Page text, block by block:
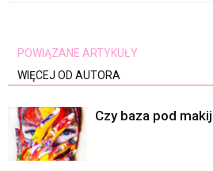
POWIĄZANE ARTYKUŁY
WIĘCEJ OD AUTORA
Czy baza pod